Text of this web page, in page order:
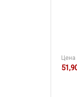
Цена